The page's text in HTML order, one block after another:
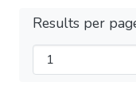
Results per